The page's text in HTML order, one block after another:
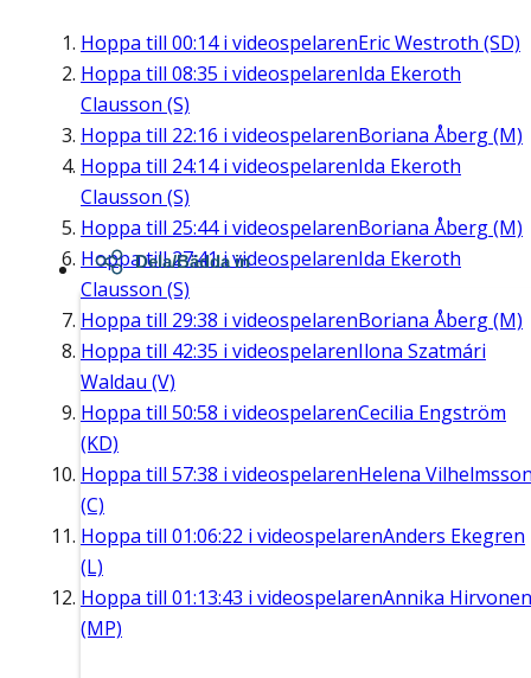
Hoppa till 00:14i videospelarenEric Westroth (SD)
Hoppa till 08:35 i videospelarenIda Ekeroth
Clausson (S)
Hoppa till 22:16 i videospelarenBoriana Åberg (M)
Hoppa till 24:14i videospelarenIda Ekeroth
Clausson (S)
Hoppa till 25:44i videospelarenBoriana Åberg (M)
Hoppa till27:41i videospelarenIda Ekeroth
Clausson (S)
Hoppa till 29:38 i videospelarenBoriana Åberg (M)
Hoppa till 42:35 i videospelarenIlona Szatmári
Waldau (V)
Hoppa till 50:58 i videospelarenCecilia Engström
(KD)
Hoppa till 57:38 i videospelarenHelena
(C)
Hoppa till 01:06:22 i videospelarenAnders Ekegren
(L)
Hoppa till 01:13:43 i videospelarenAnnika Hirvonen
(MP)
Dela/Bädda in